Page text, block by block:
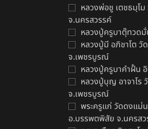
หลวงพ่อชู เตชธมฺโ
จ.นครสวรรค์
หลวงปู่ครูบาตุ๊ทวด
หลวงปู่มี อภิชาโต วั
จ.เพชรบูรณ์
หลวงปู่ครูบาคำฝั้น
หลวงปู่บุญ อาจาโร
จ.เพชรบูรณ์
พระครูแก่ วัดดงแม่
อ.บรรพตพิสัย จ.นครส